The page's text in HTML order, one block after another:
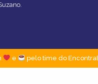
e pelo time do